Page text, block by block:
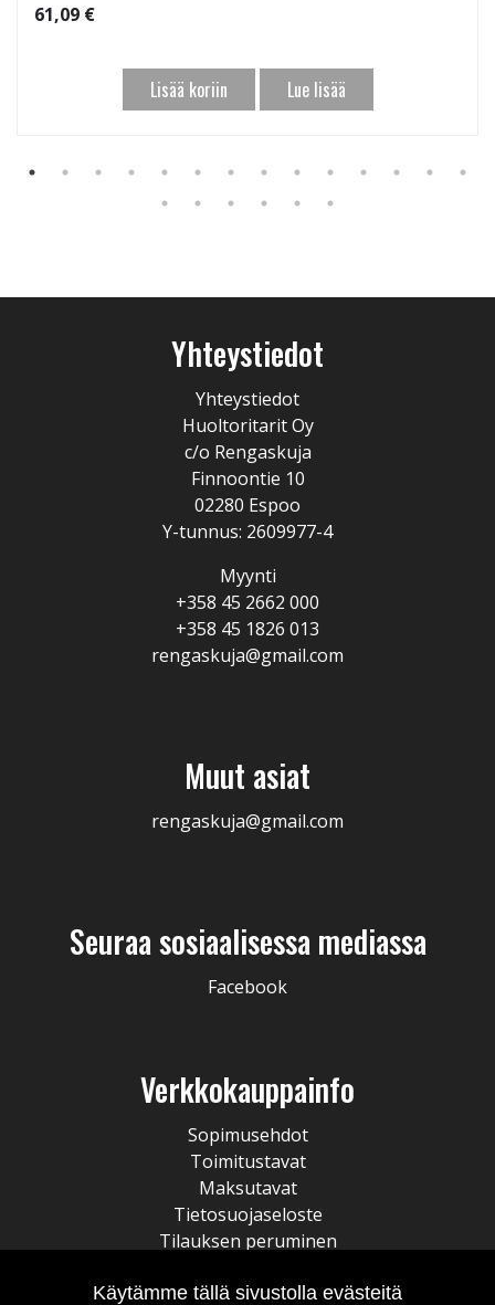
61,09 €
Lisää koriin Lue lisää
Yhteystiedot
Yhteystiedot
Huoltoritarit Oy
c/o Rengaskuja
Finnoontie 10
02280 Espoo
Y-tunnus: 2609977-4
Myynti
+358 45 2662 000
+358 45 1826 013
rengaskuja@gmail.com
Muut asiat
rengaskuja@gmail.com
Seuraa sosiaalisessa mediassa
Facebook
Verkkokauppainfo
Sopimusehdot
Toimitustavat
Maksutavat
Tietosuojaseloste
Tilauksen peruminen
Käytämme tällä sivustolla evästeitä